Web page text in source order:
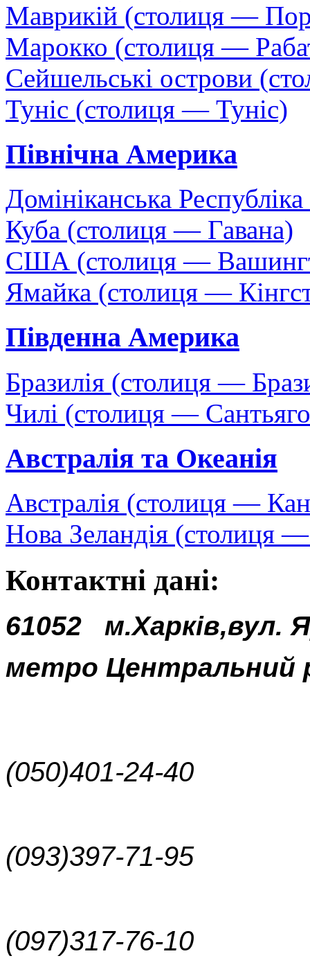
Маврикій (столиця —
Марокко (столиця —
Сейшельські острови
Туніс (столиця — Туніс)
Північна Америка
Домініканська
Куба (столиця — Гавана)
США (столиця —
Ямайка (столиця —
Південна Америка
Бразилія (столиця —
Чилі (столиця —
Австралія та Океанія
Австралія (столиця —
Нова Зеландія (столиця
Контактні дані:
61052 м.Харків,вул.
метро Центральний
(050)401-24-40
(093)397-71-95
(097)317-76-10